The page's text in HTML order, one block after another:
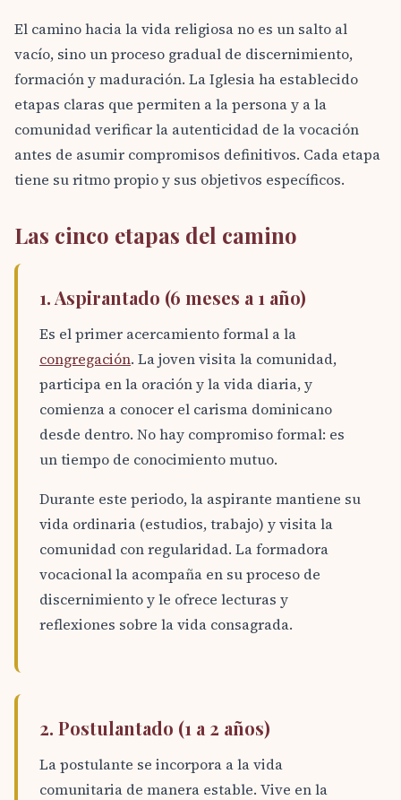
El camino hacia la vida religiosa no es un salto al
vacío, sino un proceso gradual de discernimiento,
formación y maduración. La Iglesia ha establecido
etapas claras que permiten a la persona y a la
comunidad verificar la autenticidad de la vocación
antes de asumir compromisos definitivos. Cada etapa
tiene su ritmo propio y sus objetivos específicos.
Las cinco etapas del camino
1. Aspirantado (6 meses a 1 año)
Es el primer acercamiento formal a la
congregación. La joven visita la comunidad,
participa en la oración y la vida diaria, y
comienza a conocer el carisma dominicano
desde dentro. No hay compromiso formal: es
un tiempo de conocimiento mutuo.
Durante este periodo, la aspirante mantiene su
vida ordinaria (estudios, trabajo) y visita la
comunidad con regularidad. La formadora
vocacional la acompaña en su proceso de
discernimiento y le ofrece lecturas y
reflexiones sobre la vida consagrada.
2. Postulantado (1 a 2 años)
La postulante se incorpora a la vida
comunitaria de manera estable. Vive en la